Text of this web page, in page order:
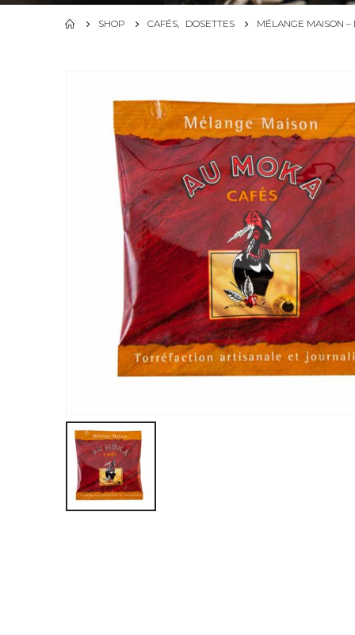
SHOP CAFÉS, DOSETTES MÉLANGE MAISON –